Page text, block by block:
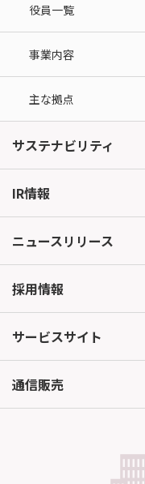
役員一覧
事業内容
主な拠点
サステナビリティ
IR情報
ニュースリリース
採用情報
サービスサイト
通信販売